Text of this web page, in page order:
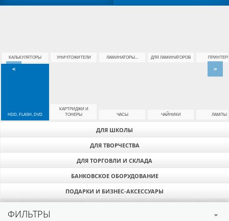
ДЛЯ ШКОЛЫ
ДЛЯ ТВОРЧЕСТВА
ДЛЯ ТОРГОВЛИ И СКЛАДА
БАНКОВСКОЕ ОБОРУДОВАНИЕ
ПОДАРКИ И БИЗНЕС-АКСЕССУАРЫ
КАЛЬКУЛЯТОРЫ УНИЧТОЖИТЕЛИ ЛАМИНАТОРЫ... ДЛЯ ЛАМИНАТОРОВ
HDD, FLASH, DVD
КАРТРИДЖИ И
ТОНЕРЫ
ЧАСЫ ЧАЙНИКИ ЛАМПЫ
< >
ФИЛЬТРЫ